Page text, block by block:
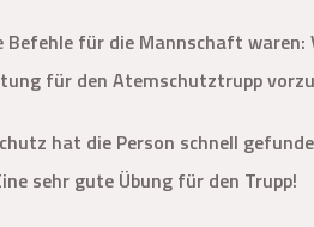
Befehle für die Mannschaft
für den Atemschutztrupp
hat die Person schnell
sehr gute Übung für den Trupp!